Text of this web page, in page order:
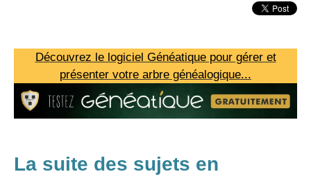
Découvrez le logiciel Généatique pour gérer et
présenter votre arbre généalogique...
La suite des sujets en